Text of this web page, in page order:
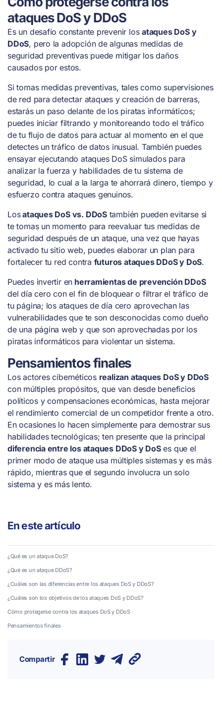
ataques DoS y DDoS
Es un desafío constante prevenir losataques DoS y
DDoS, pero la adopción de algunas medidas de
seguridad preventivas puede mitigar los daños
causados por estos.
Si tomas medidas preventivas, tales como supervisiones
de red para detectar ataques y creación de barreras,
estarás un paso delante de los piratas informáticos;
puedes iniciar filtrando y monitoreando todo el tráfico
de tu flujo de datos para actuar al momento en el que
detectes un tráfico de datos inusual. También puedes
ensayar ejecutando ataques DoS simulados para
analizar la fuerza y habilidades de tu sistema de
seguridad, lo cual a la larga te ahorrará dinero, tiempo y
esfuerzo contra ataques genuinos.
Losataques DoS vs. DDoStambién pueden evitarse si
te tomas un momento para reevaluar tus medidas de
seguridad después de un ataque, una vez que hayas
activado tu sitio web, puedes elaborar un plan para
fortalecer tu red contra futuros ataques DDoS y DoS.
Puedes invertir en herramientas de prevención DDoS
del día cero con el fin de bloquear o filtrar el tráfico de
tu página; los ataques de día cero aprovechan las
vulnerabilidades que te son desconocidas como dueño
de una página web y que son aprovechadas por los
piratas informáticos para violentar un sistema.
Pensamientos finales
Los actores cibernéticos realizan ataques DoS y DDoS
con múltiples propósitos, que van desde beneficios
políticos y compensaciones económicas, hasta mejorar
el rendimiento comercial de un competidor frente a otro.
En ocasiones lo hacen simplemente para demostrar sus
habilidades tecnológicas; ten presente que la principal
diferencia entre los ataques DDoS y DoSes que el
primer modo de ataque usa múltiples sistemas y es más
rápido, mientras que el segundo involucra un solo
sistema y es más lento.
En este artículo
¿Qué es un ataque DoS?
¿Qué es un ataque DDoS?
¿Cuáles son las diferencias entre los ataques DoS y DDoS?
¿Cuáles son los objetivos de los ataques DoS y DDoS?
Cómo protegerse contra los ataques DoS y DDoS
Pensamientos finales
Compartir